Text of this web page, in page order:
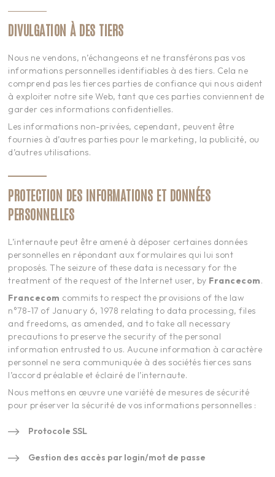
DIVULGATION À DES TIERS
Nous ne vendons, n’échangeons et ne transférons pas vos
informations personnelles identifiables à des tiers. Cela ne
comprend pas les tierces parties de confiance qui nous aident
à exploiter notre site Web, tant que ces parties conviennent de
garder ces informations confidentielles.
Les informations non-privées, cependant, peuvent être
fournies à d’autres parties pour le marketing, la publicité, ou
d’autres utilisations.
PROTECTION DES INFORMATIONS ET DONNÉES
PERSONNELLES
L’internaute peut être amené à déposer certaines données
personnelles en répondant aux formulaires qui lui sont
proposés. The seizure of these data is necessary for the
treatment of the request of the Internet user, by Francecom.
Francecom commits to respect the provisions of the law
n°78-17 of January 6, 1978 relating to data processing, files
and freedoms, as amended, and to take all necessary
precautions to preserve the security of the personal
information entrusted to us. Aucune information à caractère
personnel ne sera communiquée à des sociétés tierces sans
l’accord préalable et éclairé de l’internaute.
Nous mettons en œuvre une variété de mesures de sécurité
pour préserver la sécurité de vos informations personnelles :
Protocole SSL
Gestion des accès par login/mot de passe